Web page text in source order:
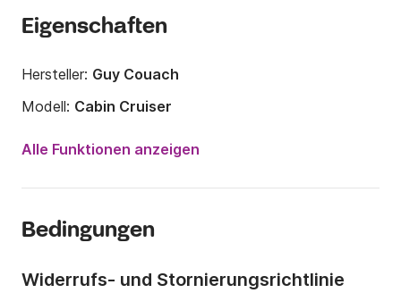
Eigenschaften
Hersteller: Guy Couach
Modell: Cabin Cruiser
Motorleistung:
Anzahl Plätze an Bord:
Alle Funktionen anzeigen
Bedingungen
Widerrufs- und Stornierungsrichtlinie